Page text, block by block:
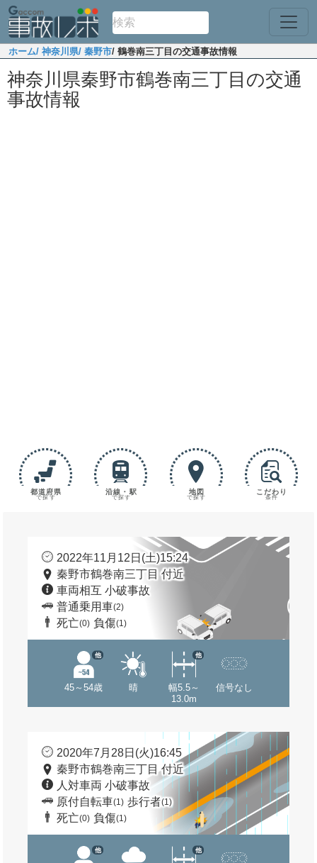
ホーム/ 神奈川県/ 秦野市/ 鶴巻南三丁目の交通事故情報
神奈川県秦野市鶴巻南三丁目の交通
事故情報
都道府県
で探す
沿線・駅
で探す
地図
で探す
こだわり
条件
2022年11月12日(土)15:24
秦野市鶴巻南三丁目 付近
車両相互 小破事故
普通乗用車(2)
死亡(0) 負傷(1)
45～54歳
他
晴
幅5.5～
13.0m
他
信号なし
2020年7月28日(火)16:45
秦野市鶴巻南三丁目 付近
人対車両 小破事故
原付自転車(1) 歩行者(1)
死亡(0) 負傷(1)
他 他